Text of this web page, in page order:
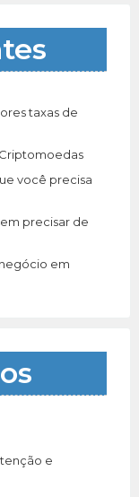
taxas de
você precisa
precisar de
em
e